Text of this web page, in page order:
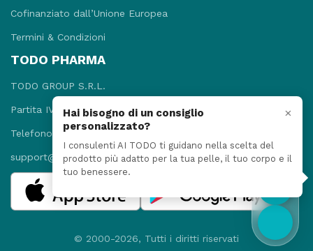
Hai bisogno di un consiglio
personalizzato?
×
I consulenti AI TODO ti guidano nella scelta del
prodotto più adatto per la tua pelle, il tuo corpo e il
tuo benessere.
Cofinanziato dall’Unione Europea
Termini & Condizioni
TODO PHARMA
TODO GROUP S.R.L.
Partita IVA: 09781131215
Telefono: +3908118920052
support@todopharma.it
© 2000-2026, Tutti i diritti riservati